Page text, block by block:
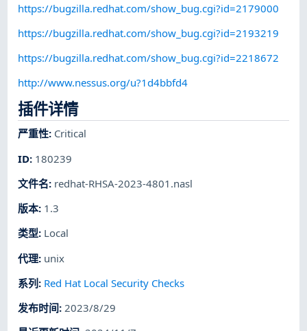
https://bugzilla.redhat.com/show_bug.cgi?id=2179000
https://bugzilla.redhat.com/show_bug.cgi?id=2193219
https://bugzilla.redhat.com/show_bug.cgi?id=2218672
http://www.nessus.org/u?1d4bbfd4
插件详情
严重性: Critical
ID: 180239
文件名: redhat-RHSA-2023-4801.nasl
版本: 1.3
类型: Local
代理: unix
系列: Red Hat Local Security Checks
发布时间:2023/8/29